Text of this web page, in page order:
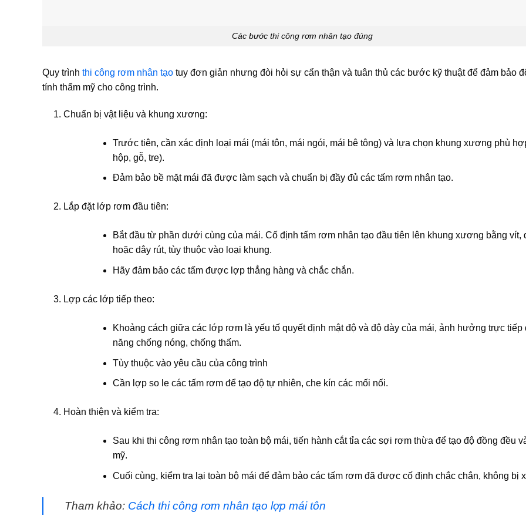
Các bước thi công rơm nhân tạo đúng
Quy trình thi công rơm nhân tạo tuy đơn giản nhưng đòi hỏi sự cẩn thận và tuân thủ các bước kỹ thuật để đảm bảo
tính thẩm mỹ cho công trình.
Chuẩn bị vật liệu và khung xương:
Trước tiên, cần xác định loại mái (mái tôn, mái ngói, mái bê tông) và lựa chọn khung xương phù
hộp, gỗ, tre).
Đảm bảo bề mặt mái đã được làm sạch và chuẩn bị đầy đủ các tấm rơm nhân tạo.
Lắp đặt lớp rơm đầu tiên:
Bắt đầu từ phần dưới cùng của mái. Cố định tấm rơm nhân tạo đầu tiên lên khung xương bằng vít,
hoặc dây rút, tùy thuộc vào loại khung.
Hãy đảm bảo các tấm được lợp thẳng hàng và chắc chắn.
Lợp các lớp tiếp theo:
Khoảng cách giữa các lớp rơm là yếu tố quyết định mật độ và độ dày của mái, ảnh hưởng trực tiếp
năng chống nóng, chống thấm.
Tùy thuộc vào yêu cầu của công trình
Cần lợp so le các tấm rơm để tạo độ tự nhiên, che kín các mối nối.
Hoàn thiện và kiểm tra:
Sau khi thi công rơm nhân tạotoàn bộ mái, tiến hành cắt tỉa các sợi rơm thừa để tạo độ đồng đều
mỹ.
Cuối cùng, kiểm tra lại toàn bộ mái để đảm bảo các tấm rơm đã được cố định chắc chắn, không bị
Tham khảo: Cách thi công rơm nhân tạo lợp mái tôn